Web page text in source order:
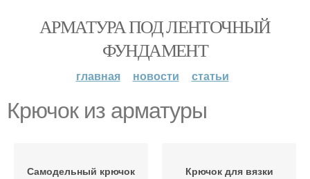
АРМАТУРА ПОД ЛЕНТОЧНЫЙ
ФУНДАМЕНТ
главная новости статьи
Крючок из арматуры
Самодельный крючок Крючок для вязки